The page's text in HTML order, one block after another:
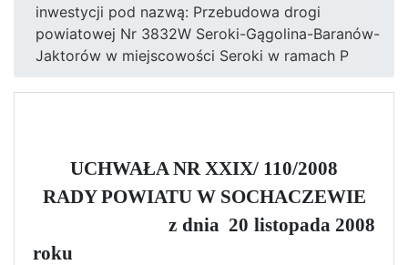
inwestycji pod nazwą: Przebudowa drogi
powiatowej Nr 3832W Seroki-Gągolina-Baranów-
Jaktorów w miejscowości Seroki w ramach P
UCHWAŁA NR XXIX/ 110/2008
RADY POWIATU W SOCHACZEWIE
z dnia 20 listopada 2008
roku